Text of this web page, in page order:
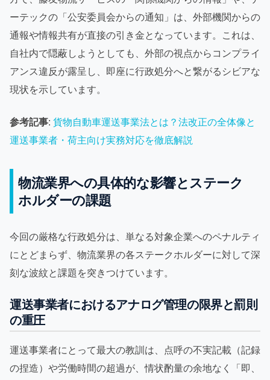
ーテックの「公安委員会からの通知」は、外部機関からの
通報や情報共有が直接の引き金となっています。これは、
自社内で隠蔽しようとしても、外部の視点からコンプライ
アンス違反が露呈し、即座に行政処分へと繋がるシビアな
現状を示しています。
参考記事: 貨物自動車運送事業法とは？法改正の全体像と
運送事業者・荷主向け実務対応を徹底解説
物流業界への具体的な影響とステーク
ホルダーの課題
今回の厳格な行政処分は、単なる対象企業へのペナルティ
にとどまらず、物流業界の各ステークホルダーに対して深
刻な波紋と課題を突きつけています。
運送事業者におけるアナログ管理の限界と罰則
の重圧
運送事業者にとって最大の教訓は、点呼の不実記載（記録
の捏造）や労働時間の超過が、情状酌量の余地なく「即、